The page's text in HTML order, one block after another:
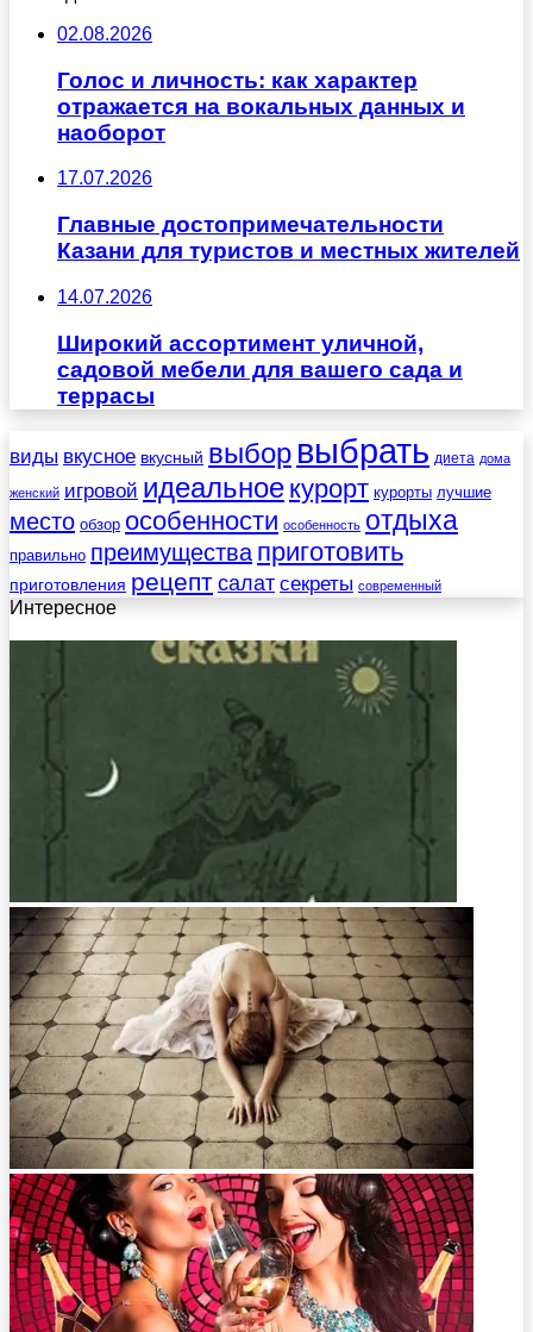
02.08.2026
Голос и личность: как характер
отражается на вокальных данных и
наоборот
17.07.2026
Главные достопримечательности
Казани для туристов и местных жителей
14.07.2026
Широкий ассортимент уличной,
садовой мебели для вашего сада и
террасы
виды вкусное вкусный выбор выбрать диета дома
женский игровой идеальное курорт курорты лучшие
место обзор особенности особенность отдыха
правильно преимущества приготовить
приготовления рецепт салат секреты современный
Интересное